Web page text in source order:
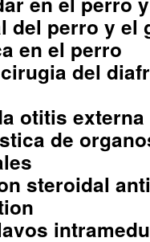
del perro y el
en el perro
del
otitis externa
de
steroidal